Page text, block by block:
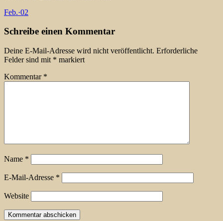
Feb.·02
Schreibe einen Kommentar
Deine E-Mail-Adresse wird nicht veröffentlicht. Erforderliche
Felder sind mit * markiert
Kommentar *
Name *
E-Mail-Adresse *
Website